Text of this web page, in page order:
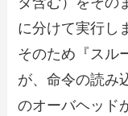
に分けて実行し
そのため『スル
が、命令の読み
のオーバヘッド